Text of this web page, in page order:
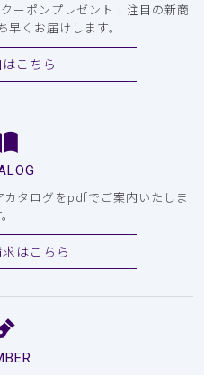
ーポンプレゼント！注目の新商
くお届けします。
こちら
タログをpdfでご案内いたしま
はこちら